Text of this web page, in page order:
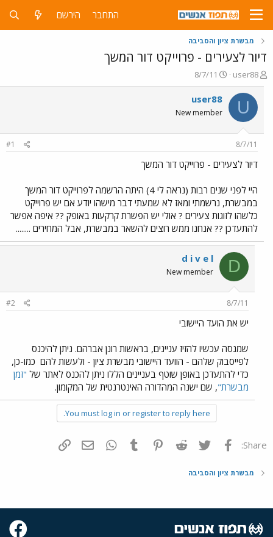
התחבר הירשם
מבשרת ציון והסביבה
דיור לצעירים - פרוייקט דור המשך
פ
ו
ת
ח
ה
ש
א
user88
פ
ו
ר
ם
ר
8/7/11
U
user88
New member
8/7/11
#1
דיור לצעירים - פרוייקט דור המשך
היי לפני שנים רבות (נראה לי 4) היתה הרשמה לפרוייקט דור המשך
במבשרת, נרשמתי ומאז לא שמעתי דבר מישהו יודע אם יש פרוייקט
כלשהו לזוגות צעירים ? אולי יש הפשרת קרקעות באופק ?? איפה אפשר
להתעדכן ?? אנחנו ממש רוצים להשאר במבשרת, אבל המחירים ........
D
d i v e l
New member
8/7/11
#2
יש את הועד היישובי
שמנסה עכשיו להזיז עניינים, בראשות רונן אברהם. ניתן להיכנס
לפייסבוק שלהם - הוועד היישובי מבשרת ציון - ולעשות להם כמו-כן,
כדי להתעדכן באופן שוטף בעניינים הללו ניתן להכנס לאתר של "זמן
מבשרת", שם ישנה המהדורה האינטרנטית של המקומון.
You must log in or register to reply here.
Share: פייסבוק Twitter
Reddit
Pinterest
Tumblr
WhatsAppדואר אלקטרוני
מבשרת ציון והסביבה